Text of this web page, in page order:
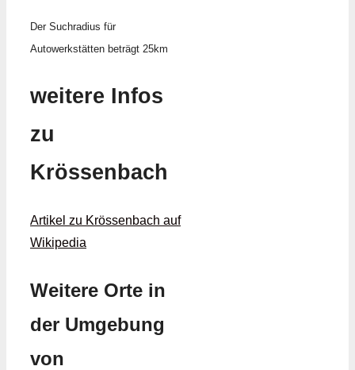
Der Suchradius für
Autowerkstätten beträgt 25km
weitere Infos
zu
Krössenbach
Artikel zu Krössenbach auf
Wikipedia
Weitere Orte in
der Umgebung
von